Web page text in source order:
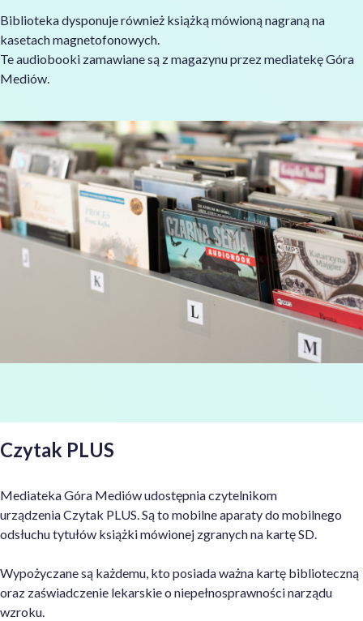
Biblioteka dysponuje również książką mówioną nagraną na
kasetach magnetofonowych.
Te audiobooki zamawiane są z magazynu przez mediatekę Góra
Mediów.
Czytak PLUS
Mediateka Góra Mediów udostępnia czytelnikom
urządzenia Czytak PLUS. Są to mobilne aparaty do mobilnego
odsłuchu tytułów książki mówionej zgranych na kartę SD.
Wypożyczane są każdemu, kto posiada ważna kartę biblioteczną
oraz zaświadczenie lekarskie o niepełnosprawności narządu
wzroku.